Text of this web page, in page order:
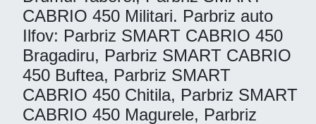
CABRIO 450 Militari. Parbriz auto
Ilfov: Parbriz SMART CABRIO 450
Bragadiru, Parbriz SMART CABRIO
450 Buftea, Parbriz SMART
CABRIO 450 Chitila, Parbriz SMART
CABRIO 450 Magurele, Parbriz